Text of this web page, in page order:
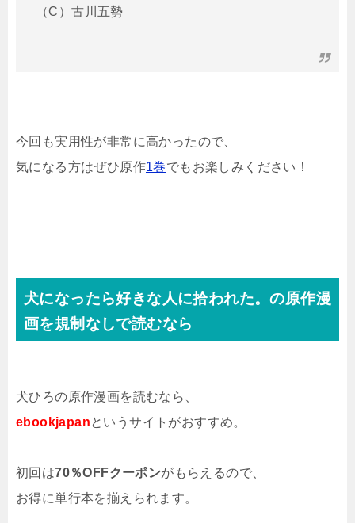
（C）古川五勢
今回も実用性が非常に高かったので、
気になる方はぜひ原作1巻でもお楽しみください！
犬になったら好きな人に拾われた。の原作漫
画を規制なしで読むなら
犬ひろの原作漫画を読むなら、
ebookjapanというサイトがおすすめ。
初回は70％OFFクーポンがもらえるので、
お得に単行本を揃えられます。